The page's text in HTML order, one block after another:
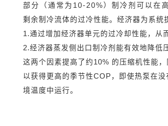
部分（通常为10-20%）制冷剂可以在
剩余制冷流体的过冷性能。经济器为系统
1.通过增加经济器单元的过冷却性能，从
2.经济器蒸发侧出口制冷剂能有效地降低
这两个因素提高了约10% 的压缩机性能
以获得更高的季节性COP，即使热泵在
境温度中运行。